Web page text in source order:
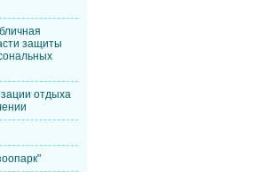
защиты
отдыха